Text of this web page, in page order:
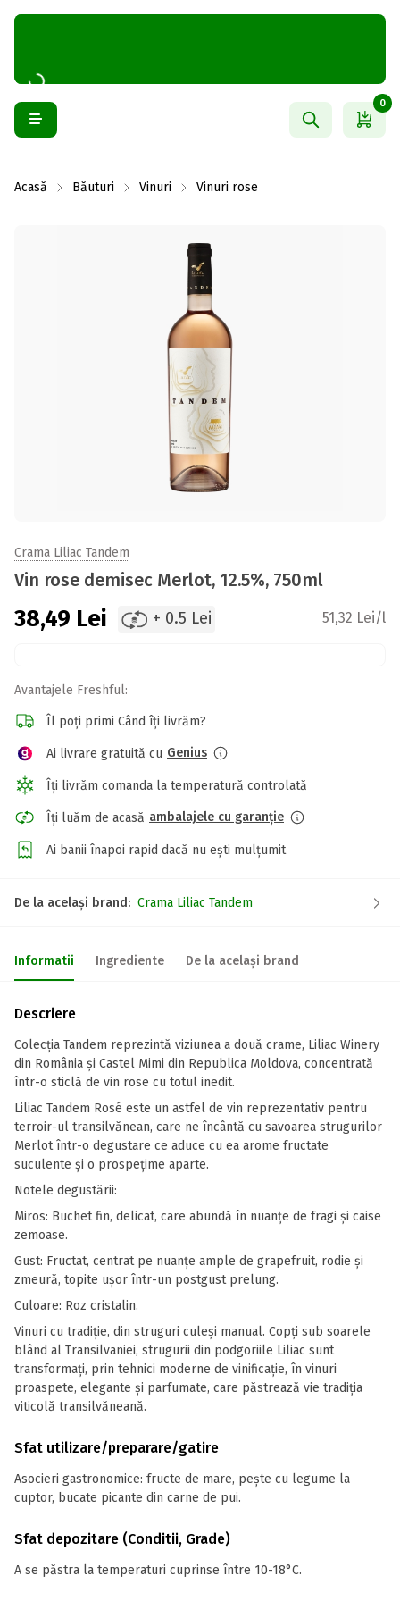
0
Acasă Băuturi Vinuri Vinuri rose
Crama Liliac Tandem
Vin rose demisec Merlot, 12.5%, 750ml
38,49 Lei + 0.5 Lei 51,32 Lei/l
Avantajele Freshful:
Îl poți primi Când îți livrăm?
Ai livrare gratuită cu Genius
Îți livrăm comanda la temperatură controlată
Îți luăm de acasă ambalajele cu garanție
Ai banii înapoi rapid dacă nu ești mulțumit
De la același brand: Crama Liliac Tandem
Informatii Ingrediente De la același brand
Descriere
Colecţia Tandem reprezintă viziunea a două crame, Liliac Winery
din România și Castel Mimi din Republica Moldova, concentrată
într-o sticlă de vin rose cu totul inedit.
Liliac Tandem Rosé este un astfel de vin reprezentativ pentru
terroir-ul transilvănean, care ne încântă cu savoarea strugurilor
Merlot într-o degustare ce aduce cu ea arome fructate
suculente şi o prospeţime aparte.
Notele degustării:
Miros: Buchet fin, delicat, care abundă în nuanţe de fragi şi caise
zemoase.
Gust: Fructat, centrat pe nuanţe ample de grapefruit, rodie şi
zmeură, topite uşor într-un postgust prelung.
Culoare: Roz cristalin.
Vinuri cu tradiție, din struguri culeși manual. Copți sub soarele
blând al Transilvaniei, strugurii din podgoriile Liliac sunt
transformați, prin tehnici moderne de vinificație, în vinuri
proaspete, elegante și parfumate, care păstrează vie tradiția
viticolă transilvăneană.
Sfat utilizare/preparare/gatire
Asocieri gastronomice: fructe de mare, pește cu legume la
cuptor, bucate picante din carne de pui.
Sfat depozitare (Conditii, Grade)
A se păstra la temperaturi cuprinse între 10-18°C.